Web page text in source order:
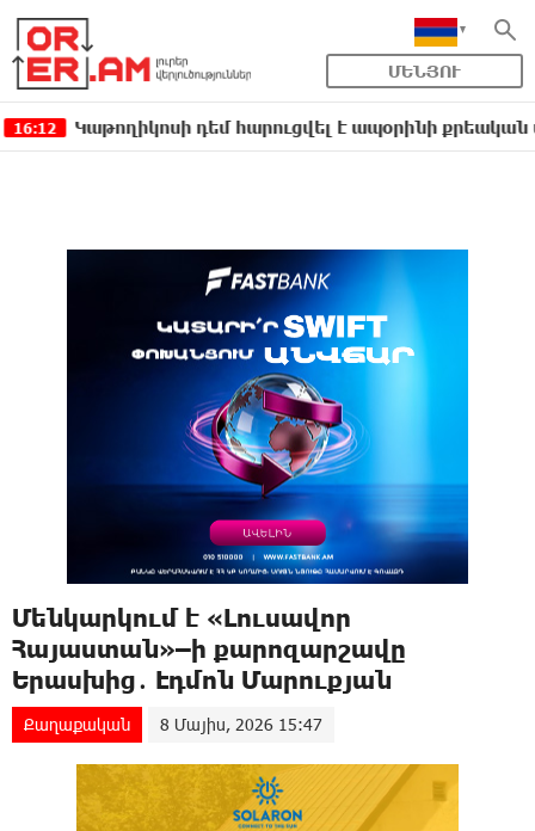
ՄԵՆՅՈՒ
դեմ հարուցվել է ապօրինի քրեական
Մենկարկում է «Լուսավոր
Հայաստան»–ի քարոզարշավը
Երասխից․ Էդմոն Մարուքյան
Քաղաքական 8 Մայիս, 2026 15:47